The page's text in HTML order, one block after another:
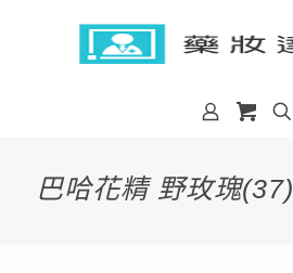
巴哈花精 野玫瑰(37)